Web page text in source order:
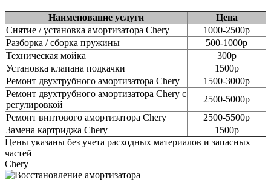
Наименование услуги
Цена
Снятие / установка амортизатора Chery
1000-2500р
Разборка / сборка пружины
500-1000р
Техническая мойка
300р
Установка клапана подкачки
1500р
Ремонт двухтрубного амортизатора Chery
1500-3000р
Ремонт двухтрубного амортизатора Chery с
регулировкой
2500-5000р
Ремонт винтового амортизатора Chery
2500-5500р
Замена картриджа Chery
1500р
Цены указаны без учета расходных материалов и запасных
частей
Chery